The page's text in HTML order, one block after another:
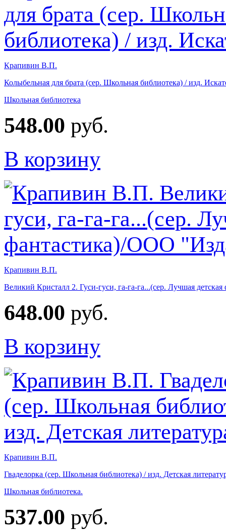
Крапивин В.П.
Колыбельная для брата (сер. Школьная библиотека) / изд.
Школьная библиотека
548.00 руб.
В корзину
Крапивин В.П.
Великий Кристалл 2. Гуси-гуси, га-га-га...(сер. Лучшая
648.00 руб.
В корзину
Крапивин В.П.
Гваделорка (сер. Школьная библиотека) / изд. Детская
Школьная библиотека.
537.00 руб.